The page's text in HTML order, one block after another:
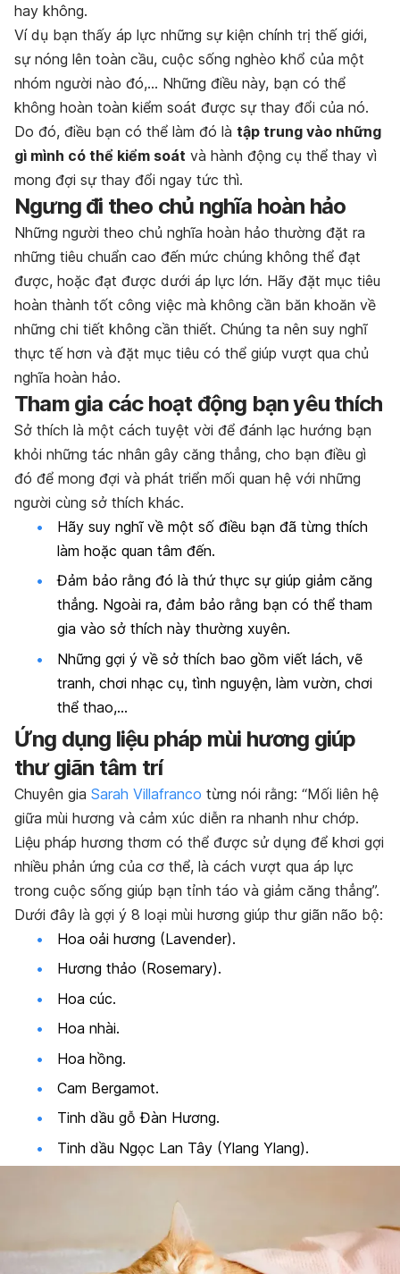
hay không.
Ví dụ bạn thấy áp lực những sự kiện chính trị thế giới,
sự nóng lên toàn cầu, cuộc sống nghèo khổ của một
nhóm người nào đó,… Những điều này, bạn có thể
không hoàn toàn kiểm soát được sự thay đổi của nó.
Do đó, điều bạn có thể làm đó là tập trung vào những
gì mình có thể kiểm soát và hành động cụ thể thay vì
mong đợi sự thay đổi ngay tức thì.
Ngưng đi theo chủ nghĩa hoàn hảo
Những người theo chủ nghĩa hoàn hảo thường đặt ra
những tiêu chuẩn cao đến mức chúng không thể đạt
được, hoặc đạt được dưới áp lực lớn. Hãy đặt mục tiêu
hoàn thành tốt công việc mà không cần băn khoăn về
những chi tiết không cần thiết. Chúng ta nên suy nghĩ
thực tế hơn và đặt mục tiêu có thể giúp vượt qua chủ
nghĩa hoàn hảo.
Tham gia các hoạt động bạn yêu thích
Sở thích là một cách tuyệt vời để đánh lạc hướng bạn
khỏi những tác nhân gây căng thẳng, cho bạn điều gì
đó để mong đợi và phát triển mối quan hệ với những
người cùng sở thích khác.
Hãy suy nghĩ về một số điều bạn đã từng thích
làm hoặc quan tâm đến.
Đảm bảo rằng đó là thứ thực sự giúp giảm căng
thẳng. Ngoài ra, đảm bảo rằng bạn có thể tham
gia vào sở thích này thường xuyên.
Những gợi ý về sở thích bao gồm viết lách, vẽ
tranh, chơi nhạc cụ, tình nguyện, làm vườn, chơi
thể thao,…
Ứng dụng liệu pháp mùi hương giúp
thư giãn tâm trí
Chuyên gia Sarah Villafranco từng nói rằng: “Mối liên hệ
giữa mùi hương và cảm xúc diễn ra nhanh như chớp.
Liệu pháp hương thơm có thể được sử dụng để khơi gợi
nhiều phản ứng của cơ thể, là cách vượt qua áp lực
trong cuộc sống giúp bạn tỉnh táo và giảm căng thẳng”.
Dưới đây là gợi ý 8 loại mùi hương giúp thư giãn não bộ:
Hoa oải hương (Lavender).
Hương thảo (Rosemary).
Hoa cúc.
Hoa nhài.
Hoa hồng.
Cam Bergamot.
Tinh dầu gỗ Đàn Hương.
Tinh dầu Ngọc Lan Tây (Ylang Ylang).